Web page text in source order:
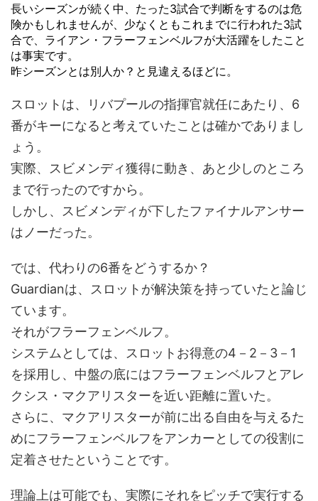
長いシーズンが続く中、たった3試合で判断をするのは危
険かもしれませんが、少なくともこれまでに行われた3試
合で、ライアン・フラーフェンベルフが大活躍をしたこと
は事実です。
昨シーズンとは別人か？と見違えるほどに。
スロットは、リバプールの指揮官就任にあたり、6
番がキーになると考えていたことは確かでありまし
ょう。
実際、スビメンディ獲得に動き、あと少しのところ
まで行ったのですから。
しかし、スビメンディが下したファイナルアンサー
はノーだった。
では、代わりの6番をどうするか？
Guardianは、スロットが解決策を持っていたと論じ
ています。
それがフラーフェンベルフ。
システムとしては、スロットお得意の4－2－3－1
を採用し、中盤の底にはフラーフェンベルフとアレ
クシス・マクアリスターを近い距離に置いた。
さらに、マクアリスターが前に出る自由を与えるた
めにフラーフェンベルフをアンカーとしての役割に
定着させたということです。
理論上は可能でも、実際にそれをピッチで実行する